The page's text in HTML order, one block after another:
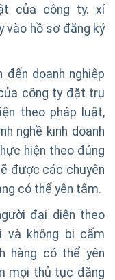
của công ty. xí
vào hồ sơ đăng ký
đến doanh nghiệp
công ty đặt trụ
theo pháp luật,
nghề kinh doanh
hiện theo đúng
được các chuyên
có thể yên tâm.
đại diện theo
và không bị cấm
hàng có thể yên
mọi thủ tục đăng